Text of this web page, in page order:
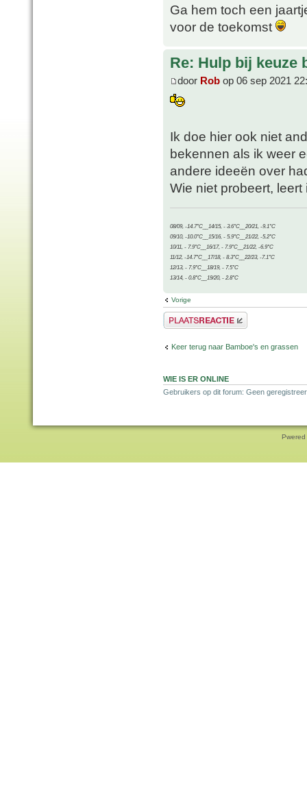
Ga hem toch een
voor de toekomst
Re: Hulp bij keuze
door Rob op 06 sep 2021
Ik doe hier ook niet
bekennen als ik weer
andere ideeën over
Wie niet probeert,
08/09, -14.7°C__14/15, - 3.6°C__20/21, -9.1°C
09/10, -10.0°C__15/16, - 5.9°C__21/22, -5.2°C
10/11, - 7.9°C__16/17, - 7.9°C__21/22, -6.9°C
11/12, -14.7°C__17/18, - 8.3°C__22/23, -7.1°C
12/13, - 7.9°C__18/19, - 7.5°C
13/14, - 0.8°C__19/20, - 2.8°C
Vorige
Plaats een reactie
Keer terug naar Bamboe's en grassen
WIE IS ER ONLINE
Gebruikers op dit forum: Geen